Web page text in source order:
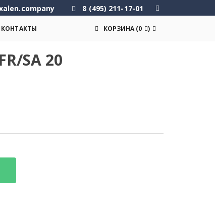
8 (495) 211-17-01
КОНТАКТЫ КОРЗИНА (0 )
SA 20